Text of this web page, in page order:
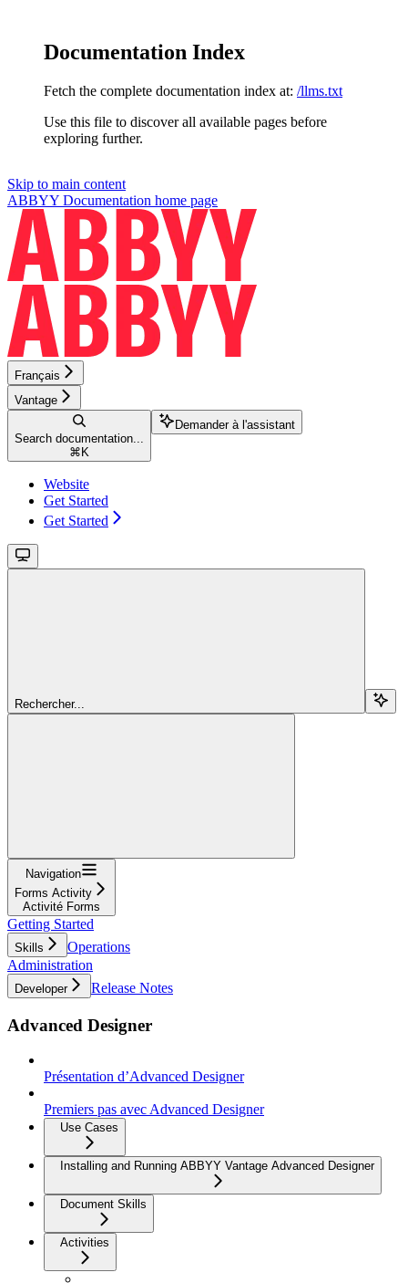
Documentation Index
Fetch the complete documentation index at: /llms.txt
Use this file to discover all available pages before
exploring further.
Skip to main content
ABBYY Documentation home page
Français
Vantage
Search documentation...
⌘ K
Demander à l'assistant
Website
Get Started
Get Started
Rechercher...
Navigation
Forms Activity
Activité Forms
Getting Started
Skills
Operations
Administration
Developer Release Notes
Advanced Designer
Présentation d’Advanced Designer
Premiers pas avec Advanced Designer
Use Cases
Installing and Running ABBYY Vantage Advanced Designer
Document Skills
Activities